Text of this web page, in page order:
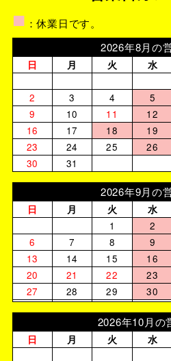
■ ：休業日です。
2026年8月の
日 月 火 水
2
3 4 5
9
10 11 12
16
17 18 19
23
24 25 26
30
31
2026年9月の
日 月 火 水
1
2
6
7 8 9
13
14 15 16
20
21 22 23
27
28 29 30
2026年10月の
日 月 火 水